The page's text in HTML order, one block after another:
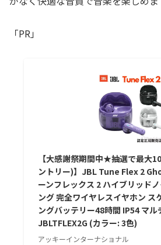
「PR」
【大感謝祭期間中★抽選で最大
ントリー)】JBL Tune Flex 2
ーンフレックス 2 ハイブリッド
ング 完全ワイヤレスイヤホン ス
ングバッテリー48時間 IP54 マル
JBLTFLEX2G (カラー: 3色)
アッキーインターナショナル